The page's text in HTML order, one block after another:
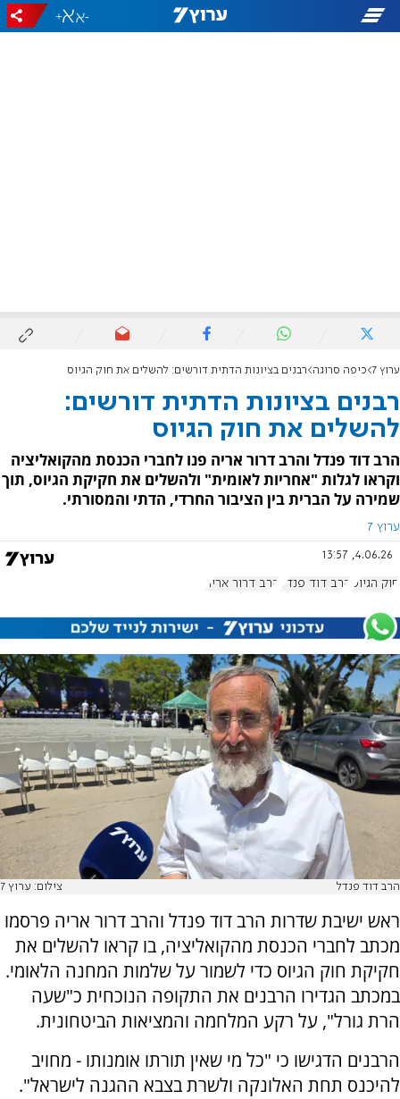
-
+
ערוץ 7 כיפה סרוגה רבנים בציונות הדתית דורשים: להשלים את חוק הגיוס
רבנים בציונות הדתית דורשים:
להשלים את חוק הגיוס
הרב דוד פנדל והרב דרור אריה פנו לחברי הכנסת מהקואליציה
וקראו לגלות "אחריות לאומית" ולהשלים את חקיקת הגיוס, תוך
שמירה על הברית בין הציבור החרדי, הדתי והמסורתי.
ערוץ 7
4.06.26, 13:57
חוק הגיוס הרב דוד פנדל הרב דרור אריה
הרב דוד פנדל צילום: ערוץ 7
ראש ישיבת שדרות הרב דוד פנדל והרב דרור אריה פרסמו
מכתב לחברי הכנסת מהקואליציה, בו קראו להשלים את
חקיקת חוק הגיוס כדי לשמור על שלמות המחנה הלאומי.
במכתב הגדירו הרבנים את התקופה הנוכחית כ"שעה
הרת גורל", על רקע המלחמה והמציאות הביטחונית.
הרבנים הדגישו כי "כל מי שאין תורתו אומנותו - מחויב
להיכנס תחת האלונקה ולשרת בצבא ההגנה לישראל".